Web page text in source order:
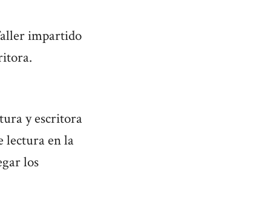
impartido
y escritora
lectura en la
los